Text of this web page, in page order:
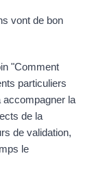
vont de bon
"Comment
particuliers
accompagner la
de la
de validation,
le